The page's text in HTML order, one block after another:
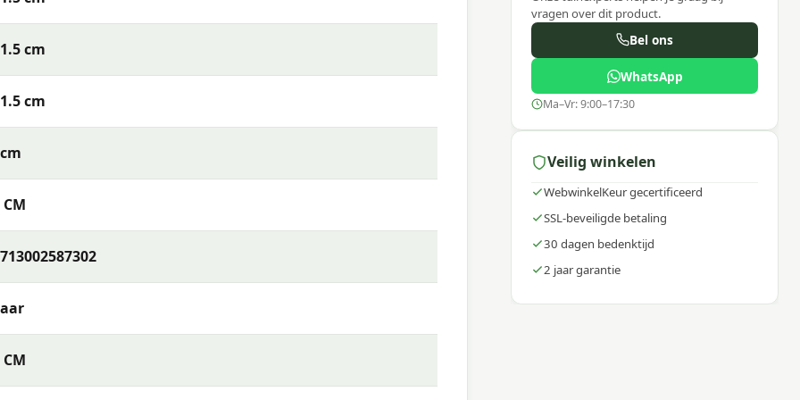
en deskundig advies, zodat jij de beste keuze kunt maken
cm
cm
vragen over dit product.
Bel ons
WhatsApp
Ma–Vr: 9:00–17:30
Veilig winkelen
WebwinkelKeur gecertificeerd
SSL-beveiligde betaling
30 dagen bedenktijd
2 jaar garantie